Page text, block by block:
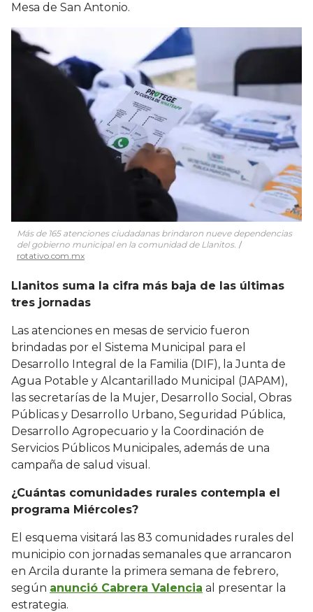
Mesa de San Antonio.
Más de 165 atenciones ciudadanas brindaron nueve dependencias
del gobierno municipal en la comunidad de Llanitos.
rotativo.com.mx
Llanitos suma la cifra más baja de las últimas
tres jornadas
Las atenciones en mesas de servicio fueron
brindadas por el Sistema Municipal para el
Desarrollo Integral de la Familia (DIF), la Junta de
Agua Potable y Alcantarillado Municipal (JAPAM),
las secretarías de la Mujer, Desarrollo Social, Obras
Públicas y Desarrollo Urbano, Seguridad Pública,
Desarrollo Agropecuario y la Coordinación de
Servicios Públicos Municipales, además de una
campaña de salud visual.
¿Cuántas comunidades rurales contempla el
programa Miércoles?
El esquema visitará las 83 comunidades rurales del
municipio con jornadas semanales que arrancaron
en Arcila durante la primera semana de febrero,
según anunció Cabrera Valencia al presentar la
estrategia.